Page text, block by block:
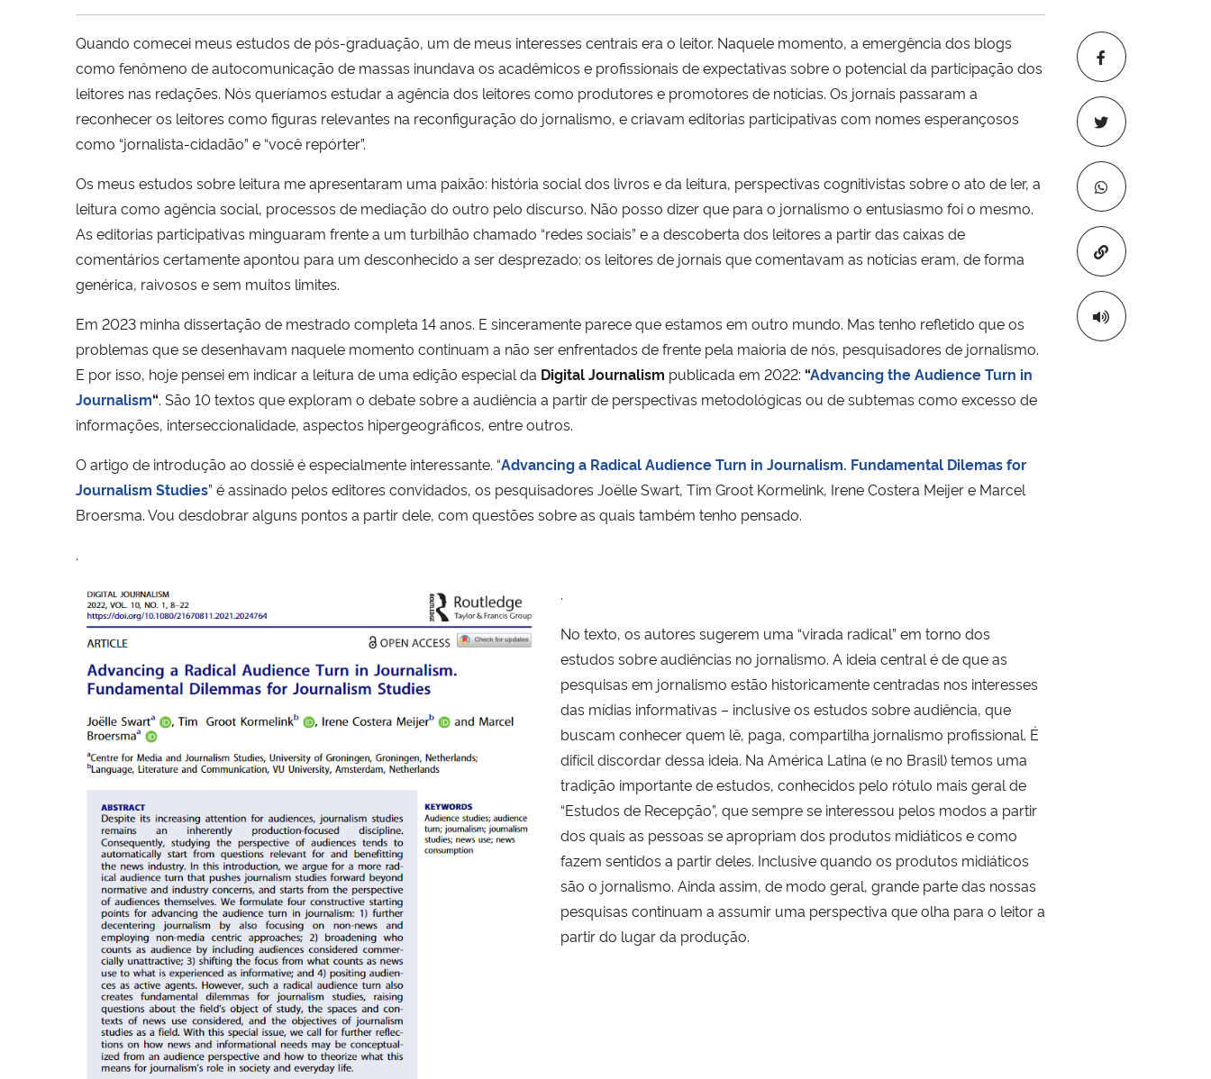
Copiar para
Quando comecei meus estudos de pós-graduação, um de meus interesses centrais era o leitor. Naquele momento, a emergência dos blogs
como fenômeno de autocomunicação de massas inundava os acadêmicos e profissionais de expectativas sobre o potencial da participação dos
leitores nas redações. Nós queríamos estudar a agência dos leitores como produtores e promotores de notícias. Os jornais passaram a
reconhecer os leitores como figuras relevantes na reconfiguração do jornalismo, e criavam editorias participativas com nomes esperançosos
como “jornalista-cidadão” e “você repórter”.
Os meus estudos sobre leitura me apresentaram uma paixão: história social dos livros e da leitura, perspectivas cognitivistas sobre o ato de ler, a
leitura como agência social, processos de mediação do outro pelo discurso. Não posso dizer que para o jornalismo o entusiasmo foi o mesmo.
As editorias participativas minguaram frente a um turbilhão chamado “redes sociais” e a descoberta dos leitores a partir das caixas de
comentários certamente apontou para um desconhecido a ser desprezado: os leitores de jornais que comentavam as notícias eram, de forma
genérica, raivosos e sem muitos limites.
Em 2023 minha dissertação de mestrado completa 14 anos. E sinceramente parece que estamos em outro mundo. Mas tenho refletido que os
problemas que se desenhavam naquele momento continuam a não ser enfrentados de frente pela maioria de nós, pesquisadores de jornalismo.
E por isso, hoje pensei em indicar a leitura de uma edição especial da Digital Journalism publicada em 2022: “Advancing the Audience Turn in
Journalism“. São 10 textos que exploram o debate sobre a audiência a partir de perspectivas metodológicas ou de subtemas como excesso de
informações, interseccionalidade, aspectos hipergeográficos, entre outros.
O artigo de introdução ao dossiê é especialmente interessante. “Advancing a Radical Audience Turn in Journalism. Fundamental Dilemas for
Journalism Studies” é assinado pelos editores convidados, os pesquisadores Joëlle Swart, Tim Groot Kormelink, Irene Costera Meijer e Marcel
Broersma. Vou desdobrar alguns pontos a partir dele, com questões sobre as quais também tenho pensado.
.
.
No texto, os autores sugerem uma “virada radical” em torno dos
estudos sobre audiências no jornalismo. A ideia central é de que as
pesquisas em jornalismo estão historicamente centradas nos interesses
das mídias informativas – inclusive os estudos sobre audiência, que
buscam conhecer quem lê, paga, compartilha jornalismo profissional. É
difícil discordar dessa ideia. Na América Latina (e no Brasil) temos uma
tradição importante de estudos, conhecidos pelo rótulo mais geral de
“Estudos de Recepção”, que sempre se interessou pelos modos a partir
dos quais as pessoas se apropriam dos produtos midiáticos e como
fazem sentidos a partir deles. Inclusive quando os produtos midiáticos
são o jornalismo. Ainda assim, de modo geral, grande parte das nossas
pesquisas continuam a assumir uma perspectiva que olha para o leitor a
partir do lugar da produção.